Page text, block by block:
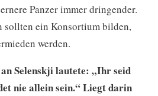
Panzer immer dringender.
sollten ein Konsortium bilden,
werden.
Selenskji lautete: „Ihr seid
nie allein sein.“ Liegt darin